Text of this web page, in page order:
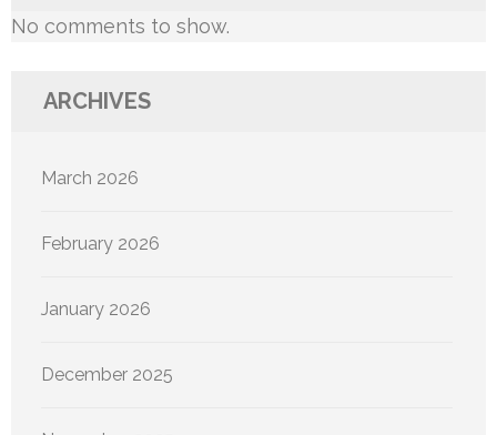
No comments to show.
ARCHIVES
March 2026
February 2026
January 2026
December 2025